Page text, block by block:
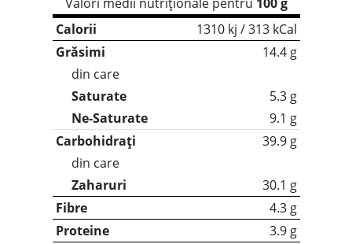
Calorii
1310 kj / 313 kCal
Grăsimi
14.4 g
din care
Saturate
5.3 g
Ne-Saturate
9.1 g
Carbohidrați
39.9 g
din care
Zaharuri
30.1 g
Fibre
4.3 g
Proteine
3.9 g